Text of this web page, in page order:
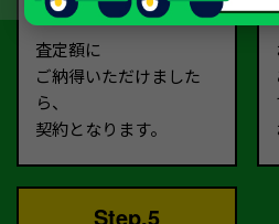
契約
査定額に
ご納得いただけました
ら、
契約となります。
Step.5